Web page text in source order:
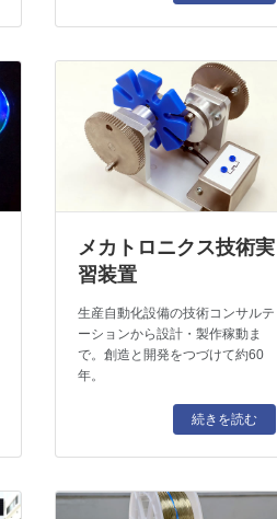
メカトロニクス技術実
習装置
生産自動化設備の技術コンサルテ
ーションから設計・製作稼動ま
で。創造と開発をつづけて約60
年。
続きを読む